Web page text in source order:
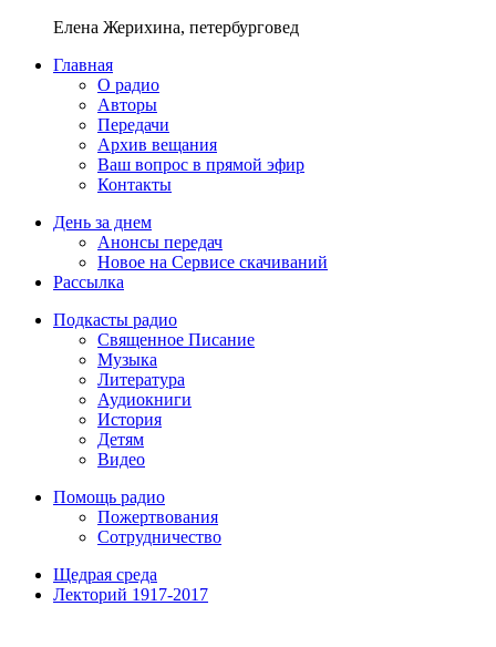
Елена Жерихина, петербурговед
Главная
О радио
Авторы
Передачи
Архив вещания
Ваш вопрос в прямой эфир
Контакты
День за днем
Анонсы передач
Новое на Сервисе скачиваний
Рассылка
Подкасты радио
Священное Писание
Музыка
Литература
Аудиокниги
История
Детям
Видео
Помощь радио
Пожертвования
Сотрудничество
Щедрая среда
Лекторий 1917-2017